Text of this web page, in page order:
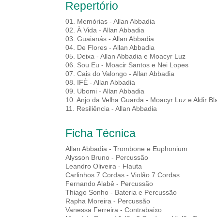
Repertório
01. Memórias - Allan Abbadia
02. À Vida - Allan Abbadia
03. Guaianás - Allan Abbadia
04. De Flores - Allan Abbadia
05. Deixa - Allan Abbadia e Moacyr Luz
06. Sou Eu - Moacir Santos e Nei Lopes
07. Cais do Valongo - Allan Abbadia
08. IFÈ - Allan Abbadia
09. Ubomi - Allan Abbadia
10. Anjo da Velha Guarda - Moacyr Luz e Aldir
11. Resiliência - Allan Abbadia
Ficha Técnica
Allan Abbadia - Trombone e Euphonium
Alysson Bruno - Percussão
Leandro Oliveira - Flauta
Carlinhos 7 Cordas - Violão 7 Cordas
Fernando Alabê - Percussão
Thiago Sonho - Bateria e Percussão
Rapha Moreira - Percussão
Vanessa Ferreira - Contrabaixo